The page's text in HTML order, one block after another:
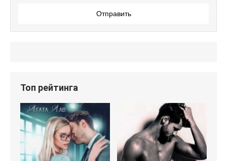
Отправить
Топ рейтинга